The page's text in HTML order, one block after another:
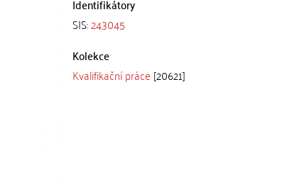
Identifikátory
SIS:243045
Kolekce
Kvalifikační práce [20621]